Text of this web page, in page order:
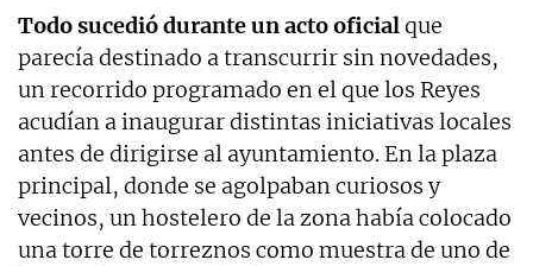
Todo sucedió durante un acto oficialque
parecía destinado a transcurrir sin novedades,
un recorrido programado en el que los Reyes
acudían a inaugurar distintas iniciativas locales
antes de dirigirse al ayuntamiento. En la plaza
principal, donde se agolpaban curiosos y
vecinos, un hostelero de la zona había colocado
una torre de torreznos como muestra de uno de